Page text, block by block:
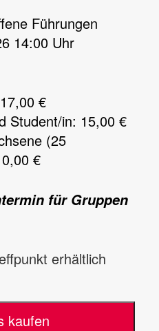
Führungen
14:00 Uhr
€
Student/in: 15,00 €
(25
€
für Gruppen
erhältlich
kaufen